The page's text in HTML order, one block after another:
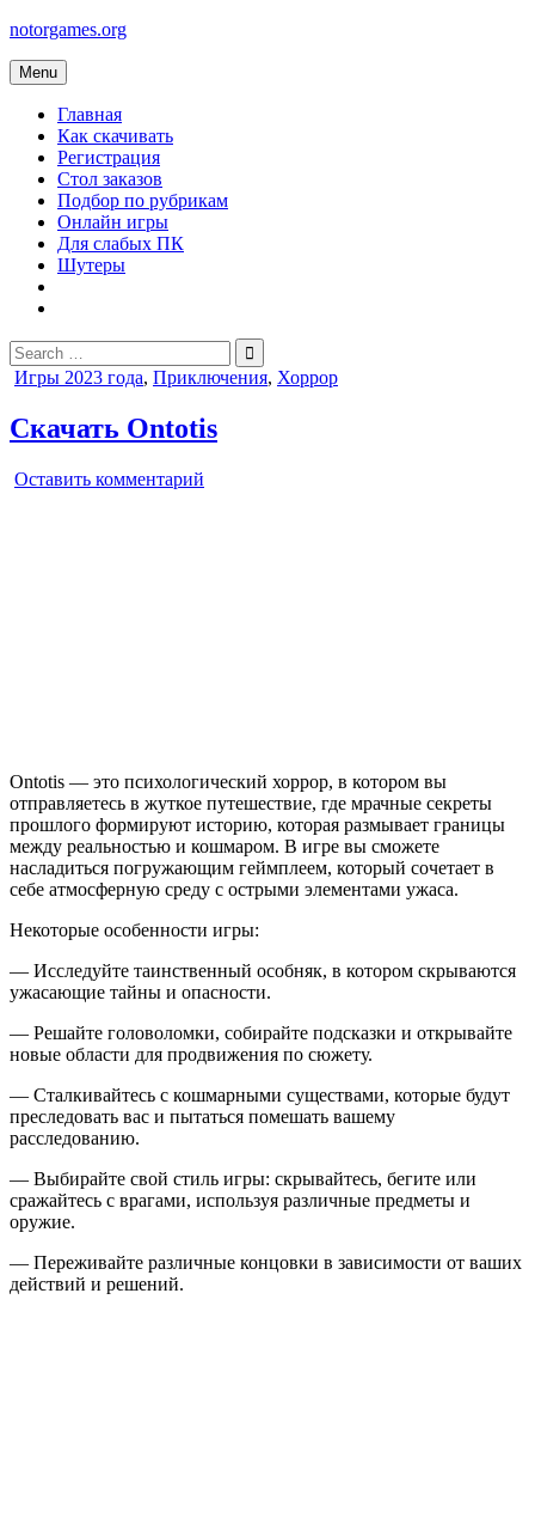
Skip
content
notorgames.org
Menu
Главная
Как скачивать
Регистрация
Стол заказов
Подбор по рубрикам
Онлайн игры
Для слабых ПК
Шутеры
Search
for:
Posted
Игры 2023 года, Приключения, Хоррор
Скачать Ontotis
Оставить комментарий
Ontotis — это психологический хоррор, в котором вы
отправляетесь в жуткое путешествие, где мрачные секреты
прошлого формируют историю, которая размывает границы
между реальностью и кошмаром. В игре вы сможете
насладиться погружающим геймплеем, который сочетает в
себе атмосферную среду с острыми элементами ужаса.
Некоторые особенности игры:
— Исследуйте таинственный особняк, в котором скрываются
ужасающие тайны и опасности.
— Решайте головоломки, собирайте подсказки и открывайте
новые области для продвижения по сюжету.
— Сталкивайтесь с кошмарными существами, которые будут
преследовать вас и пытаться помешать вашему
расследованию.
— Выбирайте свой стиль игры: скрывайтесь, бегите или
сражайтесь с врагами, используя различные предметы и
оружие.
— Переживайте различные концовки в зависимости от ваших
действий и решений.